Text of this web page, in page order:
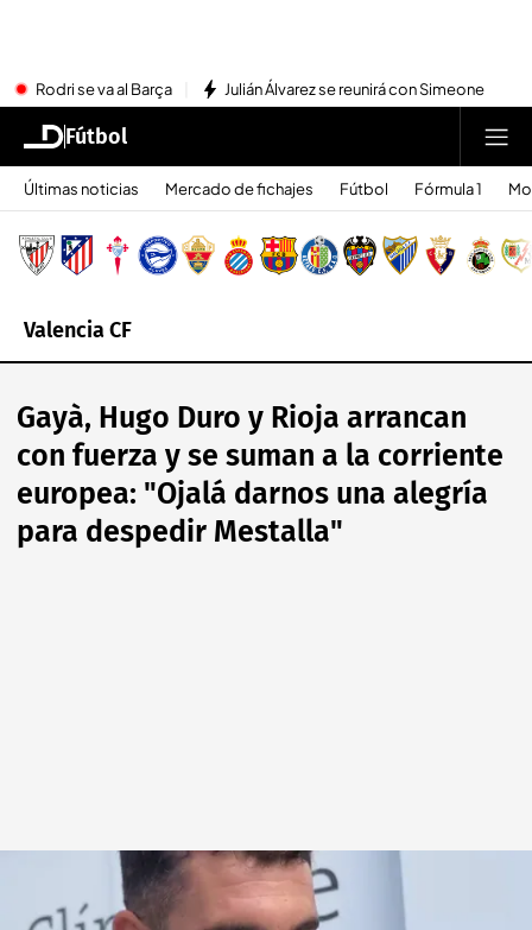
Rodri se va al Barça Julián Álvarez se reunirá con Simeone
Fútbol
Últimas noticias Mercado de fichajes Fútbol Fórmula 1
Valencia CF
Gayà, Hugo Duro y Rioja arrancan
con fuerza y se suman a la corriente
europea: "Ojalá darnos una alegría
para despedir Mestalla"
Hugo Duro ha comenzado la pretemporada.Valencia CF